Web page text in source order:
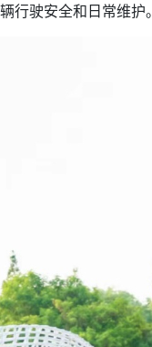
行驶安全和日常维护。